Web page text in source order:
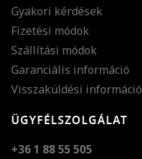
Gyakori kérdések
Fizetési módok
Szállítási módok
Garanciális információ
Visszaküldési információ
ÜGYFÉLSZOLGÁLAT
+36 1 88 55 505